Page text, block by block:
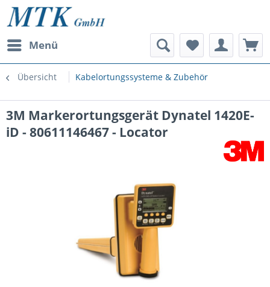
Menü
Übersicht Kabelortungssysteme & Zubehör
3M Markerortungsgerät Dynatel 1420E-
iD - 80611146467 - Locator